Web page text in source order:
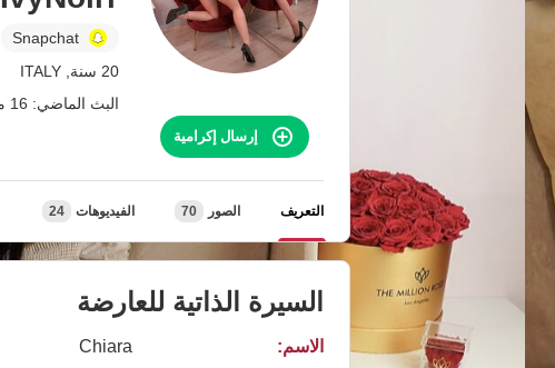
Snapchat
20 سنة, ITALY
البث الماضي: 16 منذ ساعة
إرسال إكرامية
التعريف الصور 70 الفيديوهات 24
السيرة الذاتية للعارضة
الاسم:
Chiara